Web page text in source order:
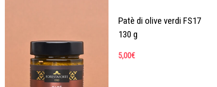
Patè di olive verdi FS17
130 g
5,00€